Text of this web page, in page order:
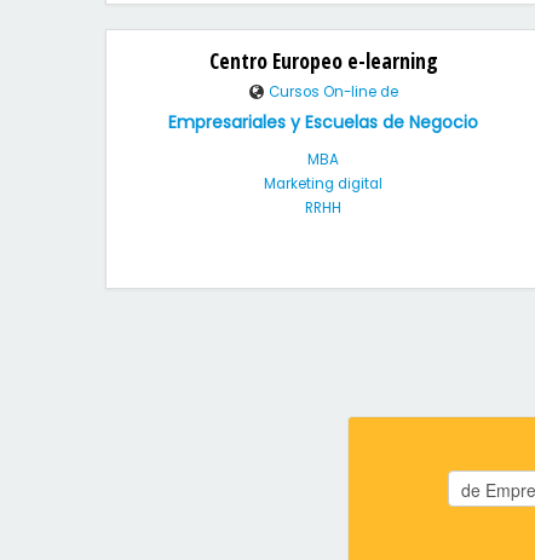
Centro Europeo e-learning
Cursos On-line de
Empresariales y Escuelas de Negocio
MBA
Marketing digital
RRHH